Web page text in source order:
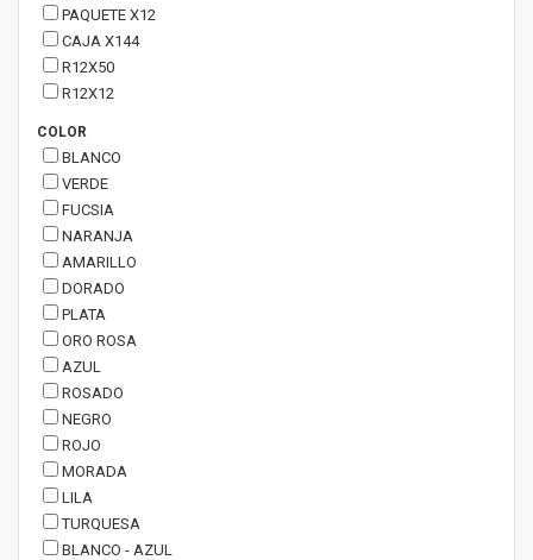
PAQUETE X12
CAJA X144
R12X50
R12X12
COLOR
BLANCO
VERDE
FUCSIA
NARANJA
AMARILLO
DORADO
PLATA
ORO ROSA
AZUL
ROSADO
NEGRO
ROJO
MORADA
LILA
TURQUESA
BLANCO - AZUL